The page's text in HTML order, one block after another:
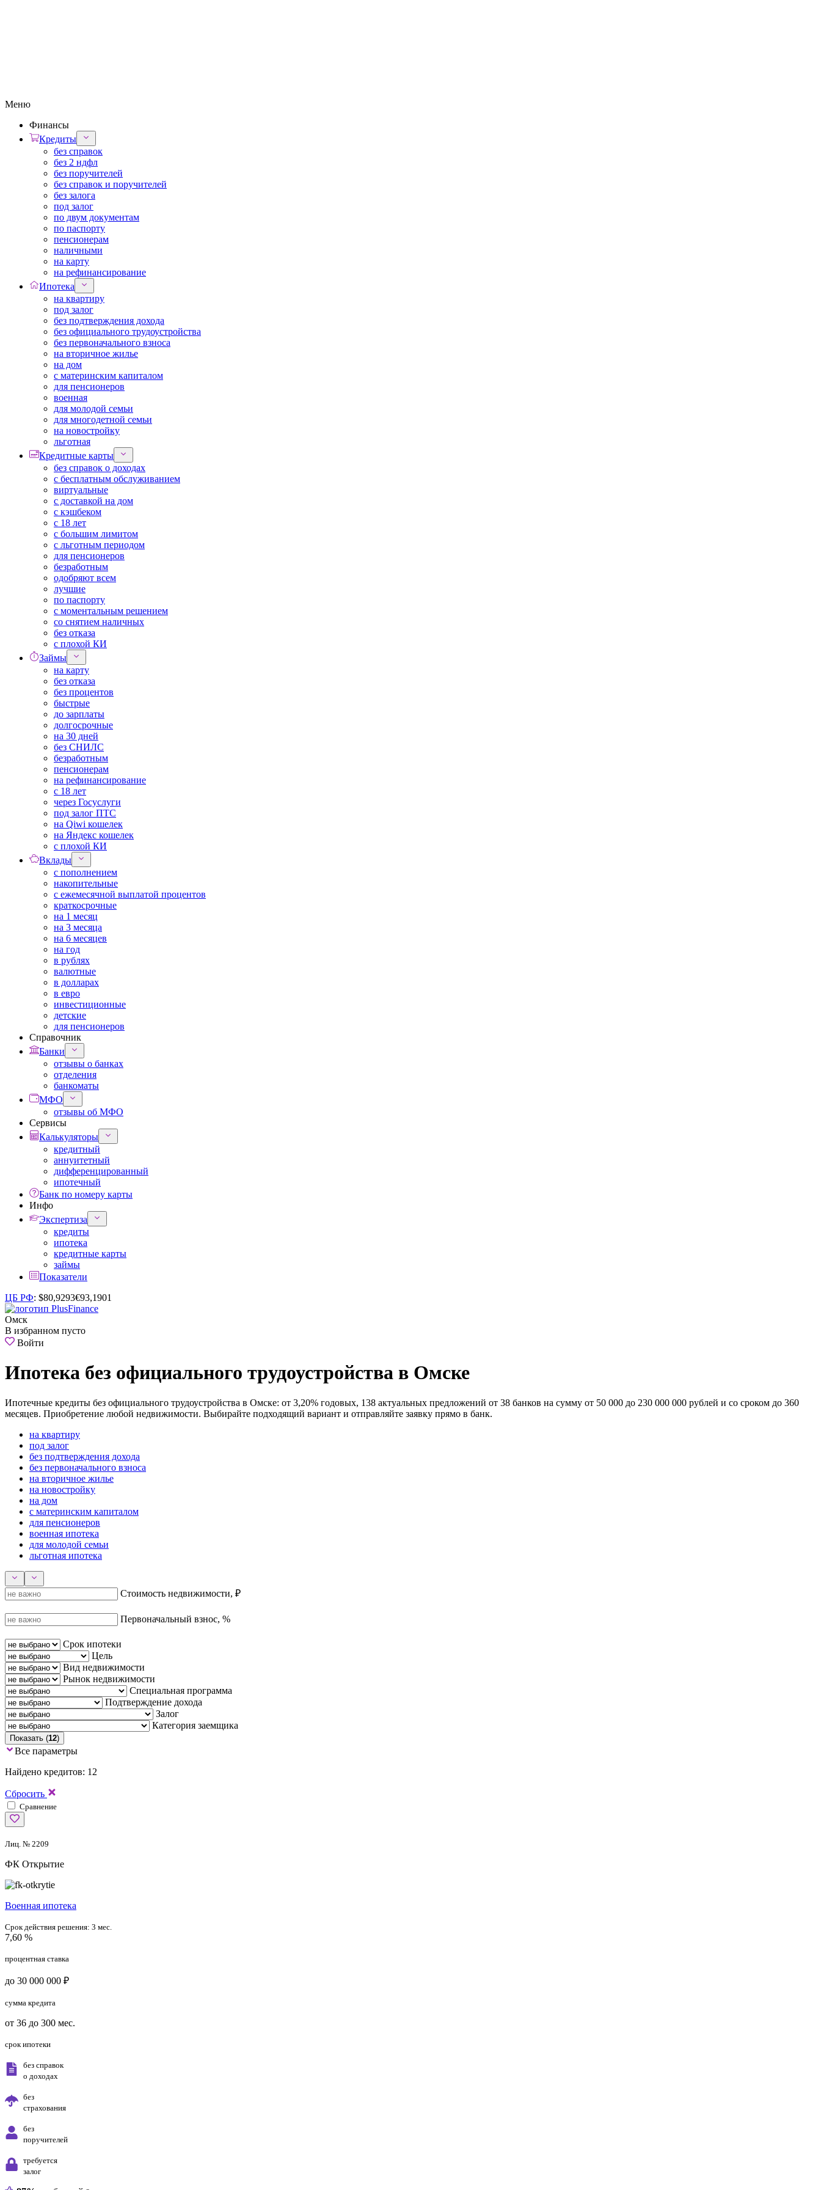
Меню
Финансы
Кредиты
без справок
без 2 ндфл
без поручителей
без справок и поручителей
без залога
под залог
по двум документам
по паспорту
пенсионерам
наличными
на карту
на рефинансирование
Ипотека
на квартиру
под залог
без подтверждения дохода
без официального трудоустройства
без первоначального взноса
на вторичное жилье
на дом
с материнским капиталом
для пенсионеров
военная
для молодой семьи
для многодетной семьи
на новостройку
льготная
Кредитные карты
без справок о доходах
с бесплатным обслуживанием
виртуальные
с доставкой на дом
с кэшбеком
с 18 лет
с большим лимитом
с льготным периодом
для пенсионеров
безработным
одобряют всем
лучшие
по паспорту
с моментальным решением
со снятием наличных
без отказа
с плохой КИ
Займы
на карту
без отказа
без процентов
быстрые
до зарплаты
долгосрочные
на 30 дней
без СНИЛС
безработным
пенсионерам
на рефинансирование
с 18 лет
через Госуслуги
под залог ПТС
на Qiwi кошелек
на Яндекс кошелек
с плохой КИ
Вклады
с пополнением
накопительные
с ежемесячной выплатой процентов
краткосрочные
на 1 месяц
на 3 месяца
на 6 месяцев
на год
в рублях
валютные
в долларах
в евро
инвестиционные
детские
для пенсионеров
Справочник
Банки
отзывы о банках
отделения
банкоматы
МФО
отзывы об МФО
Сервисы
Калькуляторы
кредитный
аннуитетный
дифференцированный
ипотечный
Банк по номеру карты
Инфо
Экспертиза
кредиты
ипотека
кредитные карты
займы
Показатели
ЦБ РФ: $80,9293€93,1901
Омск
В избранном пусто
Войти
Ипотека без официального трудоустройства в Омске
Ипотечные кредиты без официального трудоустройства в Омске: от 3,20% годовых, 138 актуальных предложений от 38 банков на сумму от 50 000 до 230 000 000 рублей и со сроком до 360
месяцев. Приобретение любой недвижимости. Выбирайте подходящий вариант и отправляйте заявку прямо в банк.
на квартиру
под залог
без подтверждения дохода
без первоначального взноса
на вторичное жилье
на новостройку
на дом
с материнским капиталом
для пенсионеров
военная ипотека
для молодой семьи
льготная ипотека
Стоимость недвижимости, ₽
Первоначальный взнос, %
Срок ипотеки
Цель
Вид недвижимости
Рынок недвижимости
Специальная программа
Подтверждение дохода
Залог
Категория заемщика
Показать (12)
Все параметры
Найдено кредитов: 12
Сбросить
Сравнение
Лиц. № 2209
ФК Открытие
Военная ипотека
Срок действия решения: 3 мес.
7,60 %
процентная ставка
до 30 000 000 ₽
сумма кредита
от 36 до 300 мес.
срок ипотеки
без справок
о доходах
без
страхования
без
поручителей
требуется
залог